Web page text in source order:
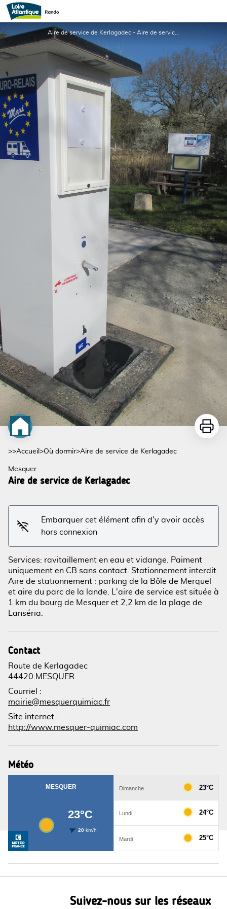
Aire de service de Kerlagadec
Voir l'image en plein écran
>>Accueil >Où dormir>Aire de service de Kerlagadec
Mesquer
Aire de service de Kerlagadec
Embarquer cet élément afin d'y avoir accès
hors connexion
Services: ravitaillement en eau et vidange. Paiment
uniquement en CB sans contact. Stationnement interdit
Aire de stationnement : parking de la Bôle de Merquel
et aire du parc de la lande. L'aire de service est située à
1 km du bourg de Mesquer et 2,2 km de la plage de
Lanséria.
Contact
Route de Kerlagadec
44420 MESQUER
Courriel
:
mairie@mesquerquimiac.fr
Site internet :
http://www.mesquer-quimiac.com
Météo
Suivez-nous sur les réseaux